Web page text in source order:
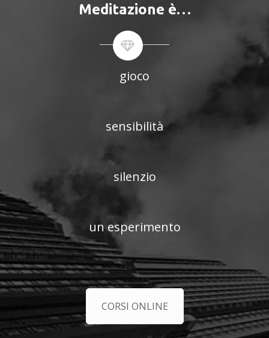
Meditazione è…
gioco
sensibilità
silenzio
un esperimento
CORSI ONLINE